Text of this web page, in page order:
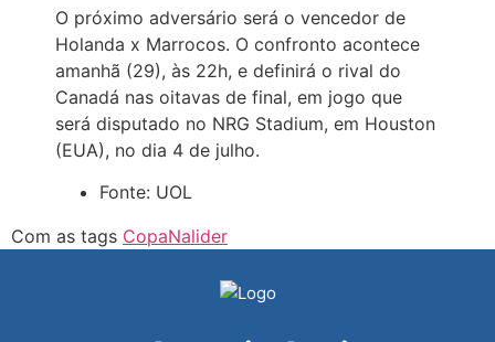
O próximo adversário será o vencedor de
Holanda x Marrocos. O confronto acontece
amanhã (29), às 22h, e definirá o rival do
Canadá nas oitavas de final, em jogo que
será disputado no NRG Stadium, em Houston
(EUA), no dia 4 de julho.
Fonte: UOL
Com as tags CopaNalider